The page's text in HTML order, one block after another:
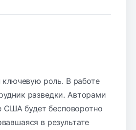
роль. В работе
разведки. Авторами
США будет бесповоротно
в результате